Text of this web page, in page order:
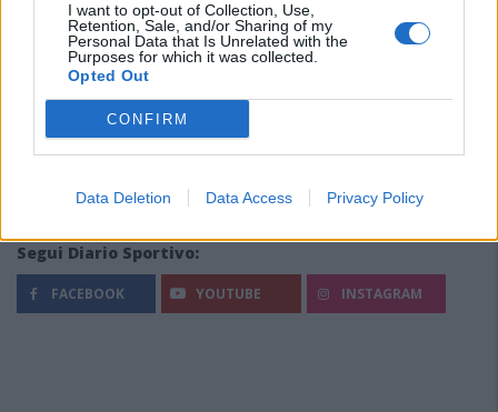
I want to opt-out of Collection, Use,
Retention, Sale, and/or Sharing of my
Personal Data that Is Unrelated with the
Purposes for which it was collected.
Opted Out
CONFIRM
Data Deletion Data Access Privacy Policy
Segui Diario Sportivo:
FACEBOOK YOUTUBE INSTAGRAM